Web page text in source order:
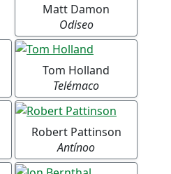
Matt Damon
Odiseo
Tom Holland
Telémaco
Robert Pattinson
Antínoo